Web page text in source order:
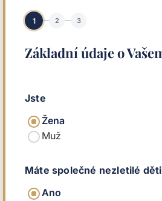
1 2 3
Základní údaje o
Jste
Žena
Muž
Máte společné nezletilé
Ano